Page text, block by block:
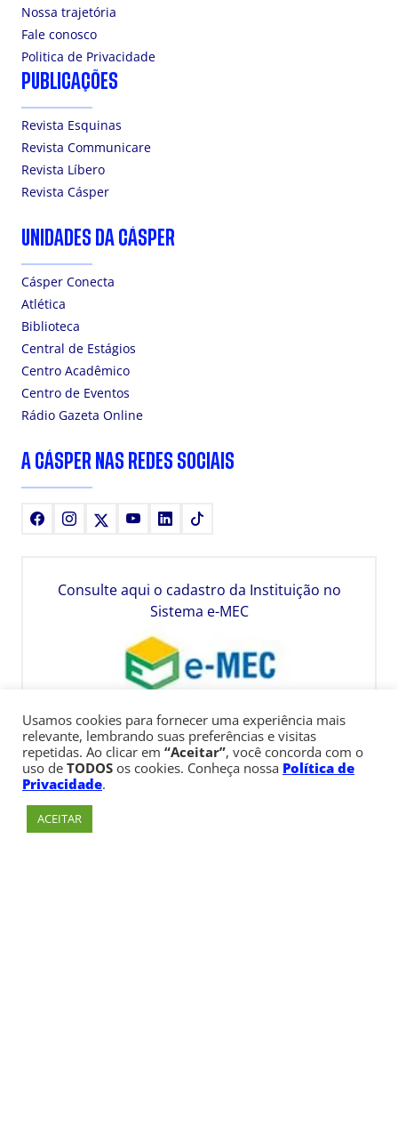
Nossa trajetória
Fale conosco
Politica de Privacidade
PUBLICAÇÕES
Revista Esquinas
Revista Communicare
Revista Líbero
Revista Cásper
UNIDADES DA CÁSPER
Cásper Conecta
Atlética
Biblioteca
Central de Estágios
Centro Acadêmico
Centro de Eventos
Rádio Gazeta Online
A CÁSPER NAS REDES SOCIAIS
FacebookInstagram YoutubeLinkedIn
Consulte aqui o cadastro da Instituição no
Sistema e-MEC
Usamos cookies para fornecer uma experiência mais
relevante, lembrando suas preferências e visitas
repetidas. Ao clicar em “Aceitar”, você concorda com o
uso de TODOS os cookies. Conheça nossa Política de
Privacidade.
ACEITAR